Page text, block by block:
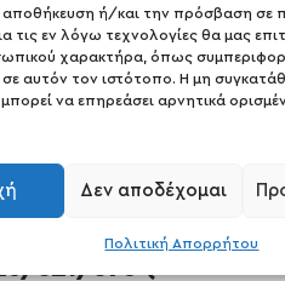
αποθήκευση ή/και την πρόσβαση σε
τις εν λόγω τεχνολογίες θα μας
χαρακτήρα, όπως
σε αυτόν τον ιστότοπο. Η μη
να επηρεάσει αρνητικά
Δεν αποδέχομαι
Πολιτική Απορρήτου
ΟΚΙ